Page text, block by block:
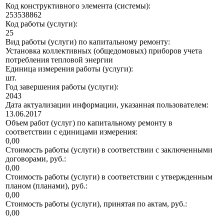
Код конструктивного элемента (системы):
253538862
Код работы (услуги):
25
Вид работы (услуги) по капитальному ремонту:
Установка коллективных (общедомовых) приборов учета
потребления тепловой энергии
Единица измерения работы (услуги):
шт.
Год завершения работы (услуги):
2043
Дата актуализации информации, указанная пользователем:
13.06.2017
Объем работ (услуг) по капитальному ремонту в
соответствии с единицами измерения:
0,00
Стоимость работы (услуги) в соответствии с заключенными
договорами, руб.:
0,00
Стоимость работы (услуги) в соответствии с утвержденным
планом (планами), руб.:
0,00
Стоимость работы (услуги), принятая по актам, руб.:
0,00